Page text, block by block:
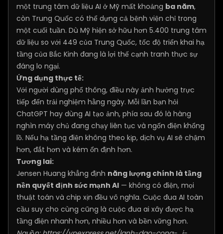
một trung tâm dữ liệu AI ở Mỹ mất khoảng ba năm,
còn Trung Quốc có thể dựng cả bệnh viện chỉ trong
một cuối tuần. Dù Mỹ hiện sở hữu hơn 5.400 trung tâm
dữ liệu so với 449 của Trung Quốc, tốc độ triển khai hạ
tầng của Bắc Kinh đang là lợi thế cạnh tranh thực sự
đáng lo ngại.
Ứng dụng thực tế:
Với người dùng phổ thông, điều này ảnh hưởng trực
tiếp đến trải nghiệm hằng ngày. Mỗi lần bạn hỏi
ChatGPT hay dùng AI tạo ảnh, phía sau đó là hàng
nghìn máy chủ đang chạy liên tục và ngốn điện khổng
lồ. Nếu hạ tầng điện không theo kịp, dịch vụ AI sẽ chậm
hơn, đắt hơn và kém ổn định hơn.
Tương lai:
Jensen Huang khẳng định năng lượng chính là tầng
nền quyết định sức mạnh AI — không có điện, mọi
thuật toán và chip xịn đều vô nghĩa. Cuộc đua AI toàn
cầu suy cho cùng cũng là cuộc đua ai xây được hạ
tầng điện nhanh hơn, nhiều hơn và bền vững hơn.